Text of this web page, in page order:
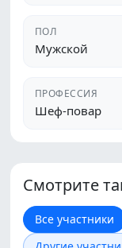
ПОЛ
Мужской
ПРОФЕССИЯ
Шеф-повар
Смотрите
Все участники